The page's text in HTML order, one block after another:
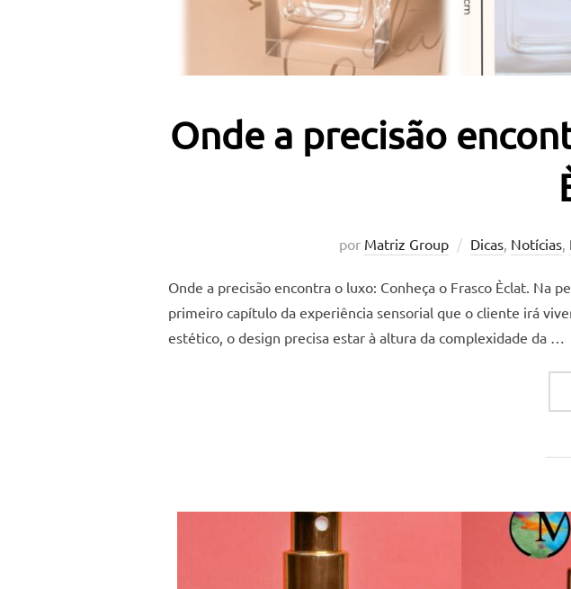
Onde a precisão
por Matriz Group Dicas, Notícias,
Onde a precisão encontra o luxo: Conheça o Frasco Èclat.
primeiro capítulo da experiência sensorial que o cliente irá
estético, o design precisa estar à altura da complexidade da …